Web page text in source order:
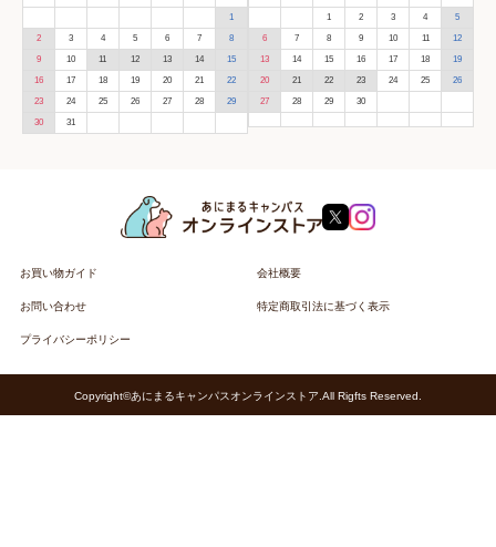
1
2 3 4 5 6 7 8
9 10 11 12 13 14 15
16 17 18 19 20 21 22
23 24 25 26 27 28 29
30 31
1 2 3 4 5
6 7 8 9 10 11 12
13 14 15 16 17 18 19
20 21 22 23 24 25 26
27 28 29 30
お買い物ガイド 会社概要
お問い合わせ 特定商取引法に基づく表示
プライバシーポリシー
Copyright©あにまるキャンパスオンラインストア.All Rigfts Reserved.